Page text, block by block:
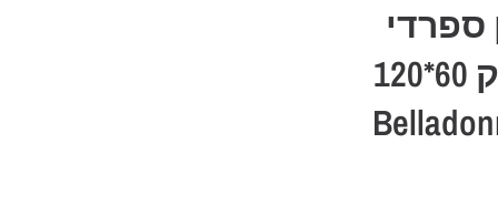
ספרדי
טרוורטין ביג' מבריק 60*120